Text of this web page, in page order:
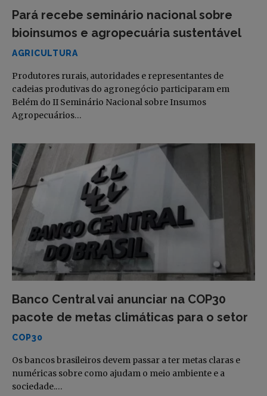
Pará recebe seminário nacional sobre
bioinsumos e agropecuária sustentável
AGRICULTURA
Produtores rurais, autoridades e representantes de
cadeias produtivas do agronegócio participaram em
Belém do II Seminário Nacional sobre Insumos
Agropecuários…
Banco Central vai anunciar na COP30
pacote de metas climáticas para o setor
COP30
Os bancos brasileiros devem passar a ter metas claras e
numéricas sobre como ajudam o meio ambiente e a
sociedade.…